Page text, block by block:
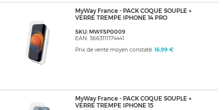
MyWay France - PACK COQUE SOUPLE +
VERRE TREMPE IPHONE 14 PRO
SKU: MWFSP0009
EAN: 3663111174441
Prix de vente moyen constaté: 16,99 €
MyWay France - PACK COQUE SOUPLE +
VERRE TREMPE IPHONE 15